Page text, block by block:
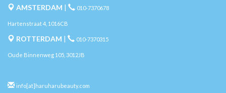
AMSTERDAM | 010-7370678
Hartenstraat 4, 1016CB
ROTTERDAM | 010-7370315
Oude Binnenweg 105, 3012JB
info[at]haruharubeauty.com